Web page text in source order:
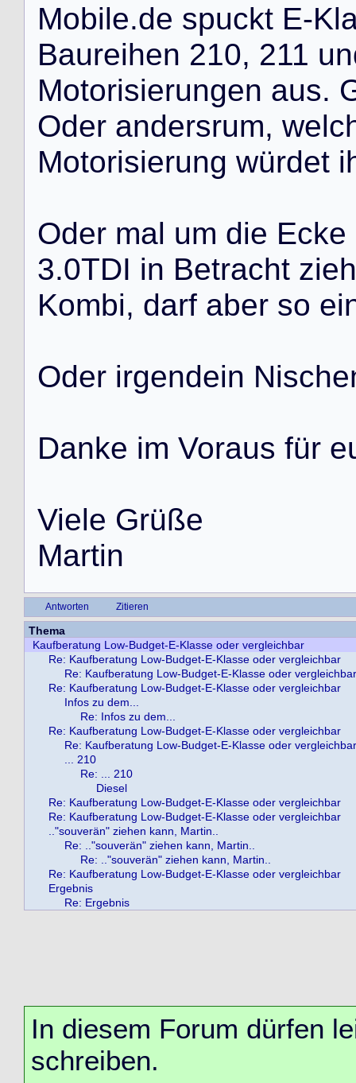
Mobile.de spuckt E-Kl
Baureihen 210, 211 un
Motorisierungen aus.
Oder andersrum, welc
Motorisierung würdet i
Oder mal um die Ecke
3.0TDI in Betracht zieh
Kombi, darf aber so ei
Oder irgendein Nische
Danke im Voraus für e
Viele Grüße
Martin
Antworten Zitieren
Thema
Kaufberatung Low-Budget-E-Klasse oder vergleichbar
Re: Kaufberatung Low-Budget-E-Klasse oder vergleichbar
Re: Kaufberatung Low-Budget-E-Klasse oder vergleichbar
Re: Kaufberatung Low-Budget-E-Klasse oder vergleichbar
Infos zu dem...
Re: Infos zu dem...
Re: Kaufberatung Low-Budget-E-Klasse oder vergleichbar
Re: Kaufberatung Low-Budget-E-Klasse oder vergleichbar
... 210
Re: ... 210
Diesel
Re: Kaufberatung Low-Budget-E-Klasse oder vergleichbar
Re: Kaufberatung Low-Budget-E-Klasse oder vergleichbar
.."souverän" ziehen kann, Martin..
Re: .."souverän" ziehen kann, Martin..
Re: .."souverän" ziehen kann, Martin..
Re: Kaufberatung Low-Budget-E-Klasse oder vergleichbar
Ergebnis
Re: Ergebnis
In diesem Forum dürfen
schreiben.